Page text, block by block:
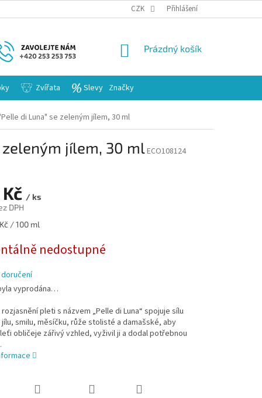
CZK Přihlášení
NÁKUPNÍ
Prázdný košík
Zvířata Slevy Značky
di Luna" se zeleným jílem, 30 ml
jílem, 30 mlECO108124
/ ks
DPH
/ 100 ml
nedostupné
vyprodána…
pleti s názvem „Pelle di Luna“ spojuje sílu
smilu, měsíčku, růže stolisté a damašské, aby
obličeje zářivý vzhled, vyživil ji a dodal potřebnou